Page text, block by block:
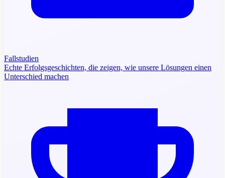
Fallstudien
Echte Erfolgsgeschichten, die zeigen, wie unsere Lösungen einen
Unterschied machen